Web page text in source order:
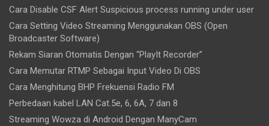
Cara Disable CSF Alert Suspicious process running under user
Cara Setting Video Streaming Menggunakan OBS (Open
Broadcaster Software)
Rekam Siaran Otomatis Dengan “PlayIt Recorder”
Cara Memutar RTMP Sebagai Input Video Di OBS
Cara Menghitung BHP Frekuensi Radio FM
Perbedaan kabel LAN Cat.5e, 6, 6A, 7 dan 8
Streaming Wowza di Android Dengan ManyCam